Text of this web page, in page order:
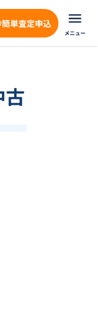
単査定申込
メニュー
古